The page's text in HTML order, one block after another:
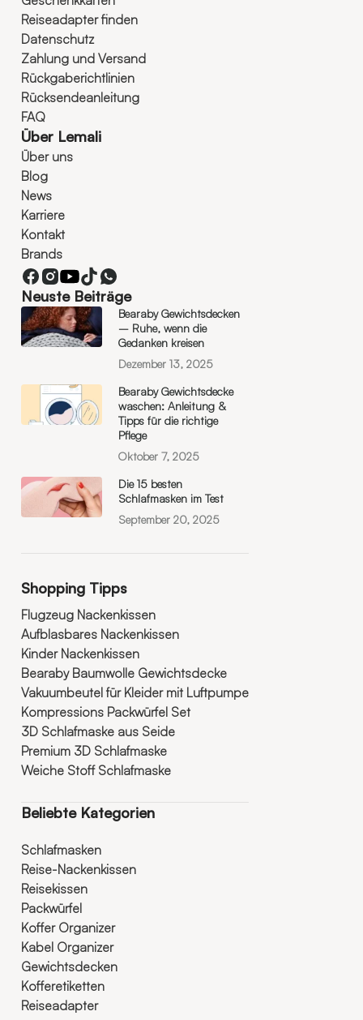
Reiseadapter finden
Datenschutz
Zahlung und Versand
Rückgaberichtlinien
Rücksendeanleitung
FAQ
Über Lemali
Über uns
Blog
News
Karriere
Kontakt
Brands
Neuste Beiträge
Bearaby Gewichtsdecken
– Ruhe, wenn die
Gedanken kreisen
Dezember 13, 2025
Bearaby Gewichtsdecke
waschen: Anleitung &
Tipps für die richtige
Pflege
Oktober 7, 2025
Die 15 besten
Schlafmasken im Test
September 20, 2025
Shopping Tipps
Flugzeug Nackenkissen
Aufblasbares Nackenkissen
Kinder Nackenkissen
Bearaby Baumwolle Gewichtsdecke
Vakuumbeutel für Kleider mit Luftpumpe
Kompressions Packwürfel Set
3D Schlafmaske aus Seide
Premium 3D Schlafmaske
Weiche Stoff Schlafmaske
Beliebte Kategorien
Schlafmasken
Reise-Nackenkissen
Reisekissen
Packwürfel
Koffer Organizer
Kabel Organizer
Gewichtsdecken
Kofferetiketten
Reiseadapter